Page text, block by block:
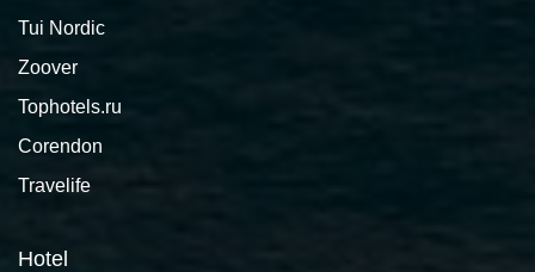
Tui Nordic
Zoover
Tophotels.ru
Corendon
Travelife
Hotel